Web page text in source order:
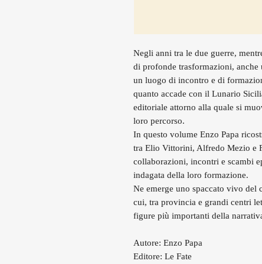
Negli anni tra le due guerre,
di profonde trasformazioni,
un luogo di incontro e di
quanto accade con il Lunario
editoriale attorno alla quale si
loro percorso.
In questo volume Enzo Papa
tra Elio Vittorini, Alfredo Mezio e
collaborazioni, incontri e scambi
indagata della loro formazione.
Ne emerge uno spaccato vivo del
cui, tra provincia e grandi centri
figure più importanti della
Autore: Enzo Papa
Editore: Le Fate